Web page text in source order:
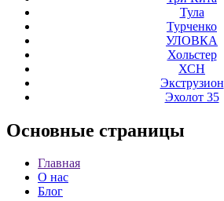
Тула
Турченко
УЛОВКА
Хольстер
ХСН
Экструзион
Эхолот 35
Основные страницы
Главная
О нас
Блог